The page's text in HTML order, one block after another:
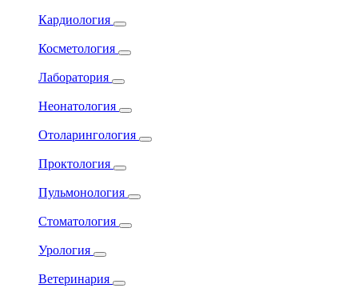
Кардиология
Косметология
Лаборатория
Неонатология
Отоларингология
Проктология
Пульмонология
Стоматология
Урология
Ветеринария